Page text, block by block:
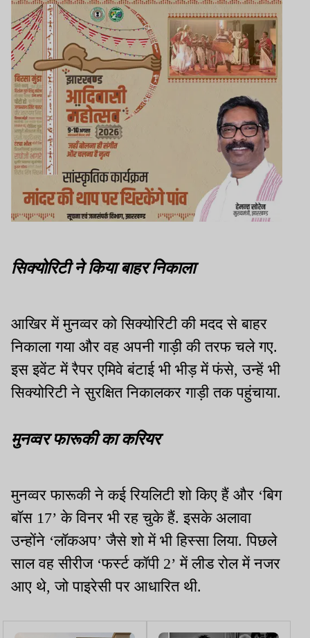
सिक्योरिटी ने किया बाहर निकाला
आखिर में मुनव्वर को सिक्योरिटी की मदद से बाहर
निकाला गया और वह अपनी गाड़ी की तरफ चले गए.
इस इवेंट में रैपर एमिवे बंटाई भी भीड़ में फंसे, उन्हें भी
सिक्योरिटी ने सुरक्षित निकालकर गाड़ी तक पहुंचाया.
मुनव्वर फारूकी का करियर
मुनव्वर फारूकी ने कई रियलिटी शो किए हैं और ‘बिग
बॉस 17’ के विनर भी रह चुके हैं. इसके अलावा
उन्होंने ‘लॉकअप’ जैसे शो में भी हिस्सा लिया. पिछले
साल वह सीरीज ‘फर्स्ट कॉपी 2’ में लीड रोल में नजर
आए थे, जो पाइरेसी पर आधारित थी.